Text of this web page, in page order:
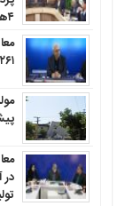
۴هزار و ۶۵۴ فقره وام ازدواج از ابتدای سال جاری
۲۶۱هزا تن گندم از کشاورزان استان
در